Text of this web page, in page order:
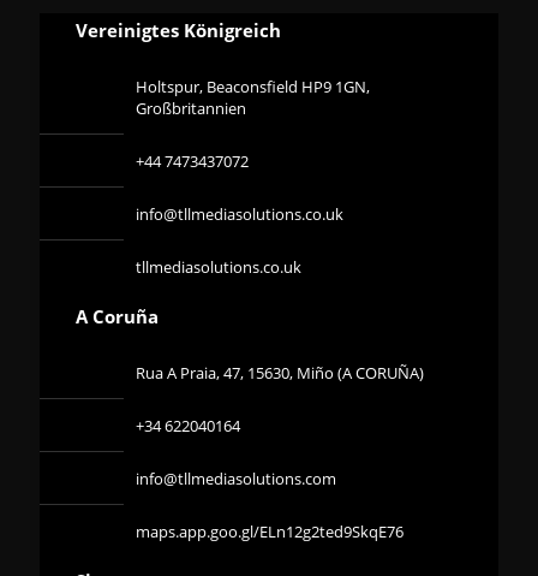
Vereinigtes Königreich
Holtspur, Beaconsfield HP9 1GN,
Großbritannien
+44 7473437072
info@tllmediasolutions.co.uk
tllmediasolutions.co.uk
A Coruña
Rua A Praia, 47, 15630, Miño (A CORUÑA)
+34 622040164
info@tllmediasolutions.com
maps.app.goo.gl/ELn12g2ted9SkqE76